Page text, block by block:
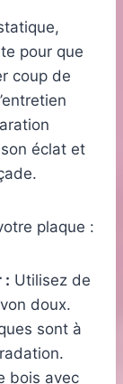
pour que
coup de
éclat et
plaque :
: Utilisez de
doux.
sont à
bois avec